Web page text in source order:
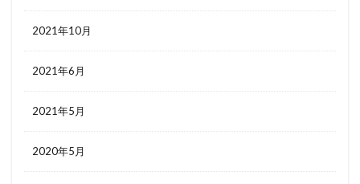
2021年10月
2021年6月
2021年5月
2020年5月